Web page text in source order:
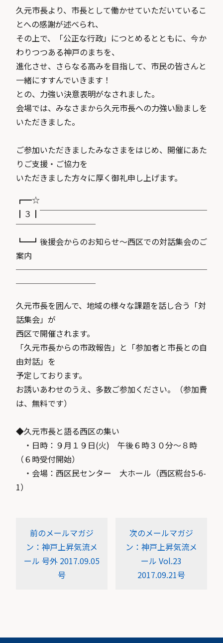
久元市長より、市長として働かせていただいているこ
とへの感謝が述べられ、
その上で、「公正な行政」につとめるとともに、今か
わりつつある神戸のまちを、
進化させ、さらなる高みを目指して、市民の皆さんと
一緒にすすんでいきます！
との、力強い決意表明がなされました。
会場では、みなさまから久元市長への力強い励ましを
いただきました。
ご参加いただきましたみなさまをはじめ、開催にあた
りご支援・ご協力を
いただきました方々に厚く御礼申し上げます。
┏━☆
┃３┃￣￣￣￣￣￣￣￣￣￣￣￣￣￣￣￣￣￣￣￣￣
￣￣￣￣￣￣￣￣￣￣
┗━┛後援会からのお知らせ〜西区での対話集会のご
案内
────────────────────────
──────────
久元市長を囲んで、地域の様々な課題を話し合う「対
話集会」が
西区で開催されます。
「久元市長からの市政報告」と「参加者と市長との自
由対話」を
予定しております。
お誘いあわせのうえ、多数ご参加ください。（参加費
は、無料です）
◆久元市長と語る西区の集い
・日時：９月１９日(火) 午後６時３０分〜８時
（６時受付開始）
・会場：西区民センター 大ホール（西区糀台5-6-
1）
前のメールマガジ
ン：神戸上昇気流メ
ール 号外 2017.09.05
号
次のメールマガジ
ン：神戸上昇気流メ
ール Vol.23
2017.09.21号